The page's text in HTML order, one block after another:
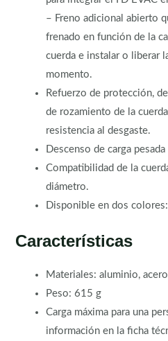
– Freno adicional abierto
frenado en función de la
cuerda e instalar o liberar
momento.
Refuerzo de protección,
de rozamiento de la
resistencia al desgaste.
Descenso de carga
Compatibilidad de la
diámetro.
Disponible en dos
Características
Materiales: aluminio,
Peso: 615 g
Carga máxima para una
información en la ficha